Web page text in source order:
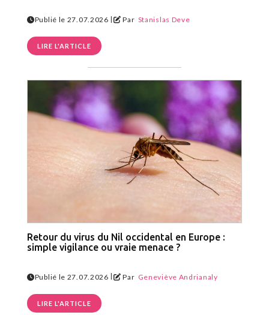
Publié le 27.07.2026 | Par Stanislas Deve
LIRE L'ARTICLE
Retour du virus du Nil occidental en Europe :
simple vigilance ou vraie menace ?
Publié le 27.07.2026 | Par Geneviève Andrianaly
LIRE L'ARTICLE